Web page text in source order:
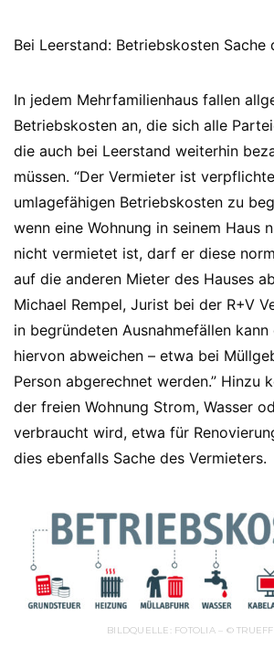
Bei Leerstand: Betriebskosten Sache
In jedem Mehrfamilienhaus fallen
Betriebskosten an, die sich alle
die auch bei Leerstand weiterhin
müssen. “Der Vermieter ist
umlagefähigen Betriebskosten zu
wenn eine Wohnung in seinem Haus
nicht vermietet ist, darf er diese
auf die anderen Mieter des Hauses
Michael Rempel, Jurist bei der R+V
in begründeten Ausnahmefällen
hiervon abweichen – etwa bei
Person abgerechnet werden.” Hinzu
der freien Wohnung Strom, Wasser
verbraucht wird, etwa für
dies ebenfalls Sache des Vermieters.
BILDQUELLE: FOTOLIA – ©